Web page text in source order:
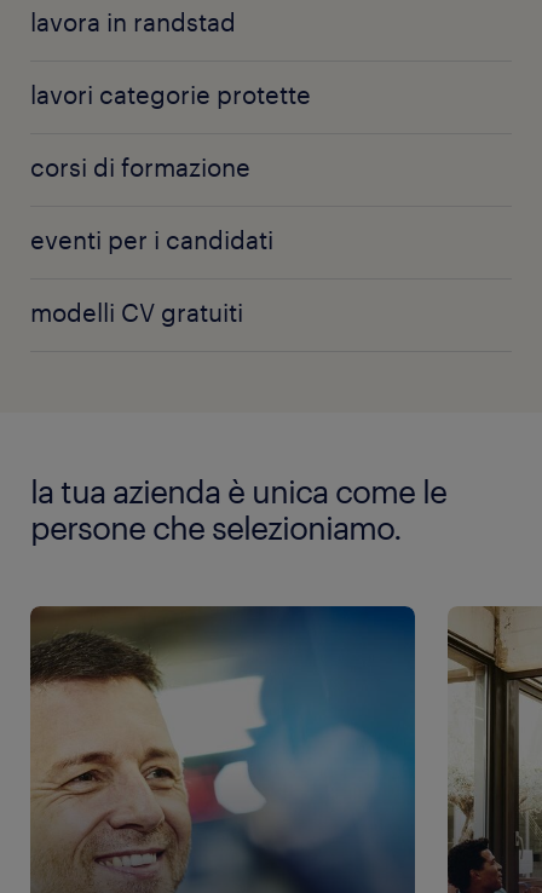
lavora in randstad
lavori categorie protette
corsi di formazione
eventi per i candidati
modelli CV gratuiti
la tua azienda è unica come le
persone che selezioniamo.